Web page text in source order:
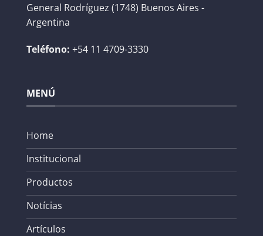
General Rodríguez (1748) Buenos Aires -
Argentina
Teléfono: +54 11 4709-3330
MENÚ
Home
Institucional
Productos
Notícias
Artículos